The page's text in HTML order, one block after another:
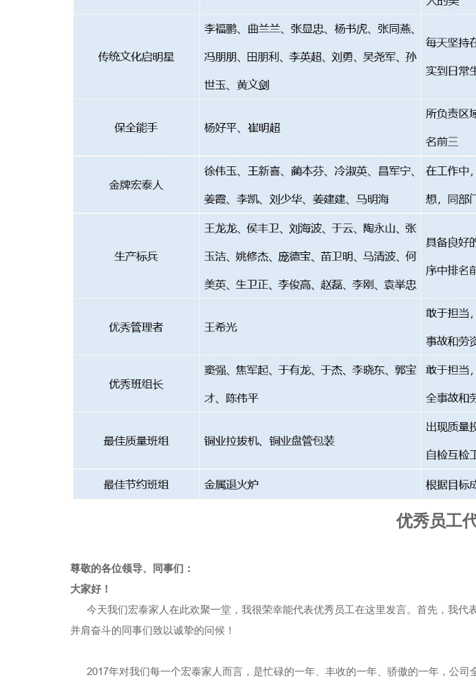
优秀员工
尊敬的各位领导、同事们：
大家好！
今天我们宏泰家人在此欢聚一堂，我很荣幸能代表优秀员工在这里发言。首先，我代
并肩奋斗的同事们致以诚挚的问候！
2017年对我们每一个宏泰家人而言，是忙碌的一年、丰收的一年、骄傲的一年，公司